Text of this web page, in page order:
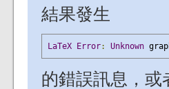
結果發生
LaTeX Error: Unknown
的錯誤訊息，或